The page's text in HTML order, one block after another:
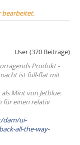
bearbeitet.
User (370 Beiträge)
Produkt -
ist full-flat mit
Mint von Jetblue.
für einen relativ
dam/ui-
all-the-way-